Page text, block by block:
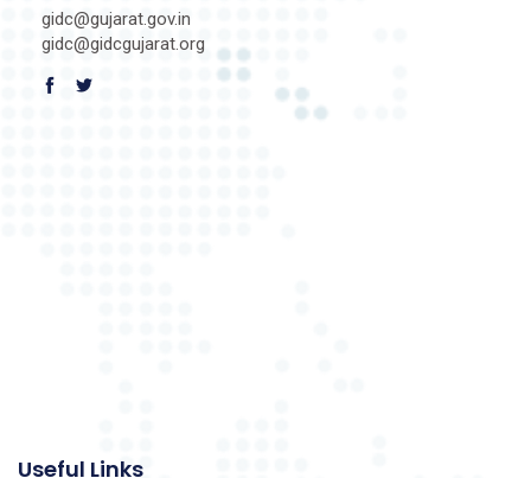
gidc@gujarat.gov.in
gidc@gidcgujarat.org
Useful Links